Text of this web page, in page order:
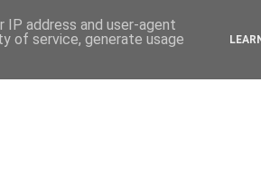
address and user-agent
of service, generate usage